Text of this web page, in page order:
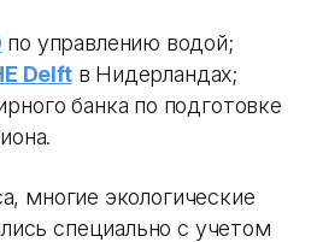
по управлению водой;
Delftв Нидерландах;
банка по подготовке
многие экологические
специально с учетом